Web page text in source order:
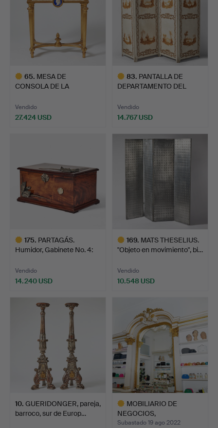
65. MESA DE
CONSOLA DE LA
Vendido
27.424 USD
83. PANTALLA DE
DEPARTAMENTO DEL
Vendido
14.767 USD
seleccionado
175. PARTAGÁS.
Humidor, Gabinete No. 4:
Vendido
14.240 USD
seleccionado
169. MATS THESELIUS.
"Objeto en movimiento", bi…
Vendido
10.548 USD
10. GUERIDONGER, pareja,
barroco, sur de Europ…
MOBILIARIO DE
NEGOCIOS,
neorrenacentista, …
Subastado 19 ago 2022